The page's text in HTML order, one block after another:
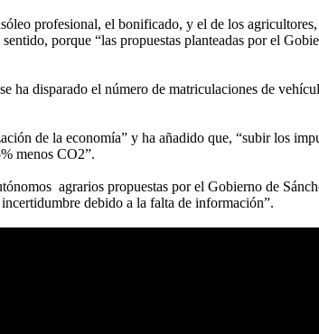
profesional, el bonificado, y el de los
porque “las propuestas planteadas por el
ha disparado el número de matriculaciones de
de la economía” y ha añadido que, “subir los
menos CO2”.
agrarios propuestas por el Gobierno de
debido a la falta de información”.